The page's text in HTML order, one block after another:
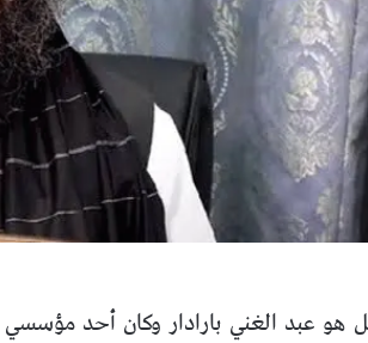
هو عبد الغني بارادار وكان أحد